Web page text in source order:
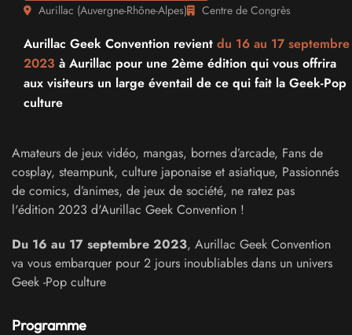
Aurillac (Auvergne-Rhône-Alpes) Centre de Congrès
Aurillac Geek Convention revient du 16 au 17 septembre
2023 à Aurillac pour une 2ème édition qui vous offrira
aux visiteurs un large éventail de ce qui fait la Geek-Pop
culture
Amateurs de jeux vidéo, mangas, bornes d’arcade, Fans de
cosplay, steampunk, culture japonaise et asiatique, Passionnés
de comics, d’animes, de jeux de société, ne ratez pas
l'édition 2023 d'Aurillac Geek Convention !
Du 16 au 17 septembre 2023, Aurillac Geek Convention
va vous embarquer pour 2 jours inoubliables dans un univers
Geek -Pop culture
Programme